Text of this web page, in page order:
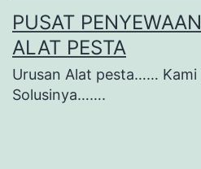
PUSAT PENYEWAAN
ALAT PESTA
Urusan Alat pesta…… Kami
Solusinya…….